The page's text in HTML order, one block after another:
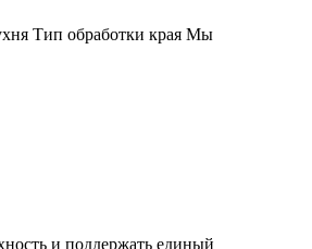
Тип обработки края Мы
и поддержать единый